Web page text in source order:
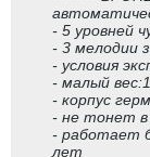
- 5 уровней
- 3 мелодии
- условия
- малый
- корпус
- не тонет в
- работает
лет